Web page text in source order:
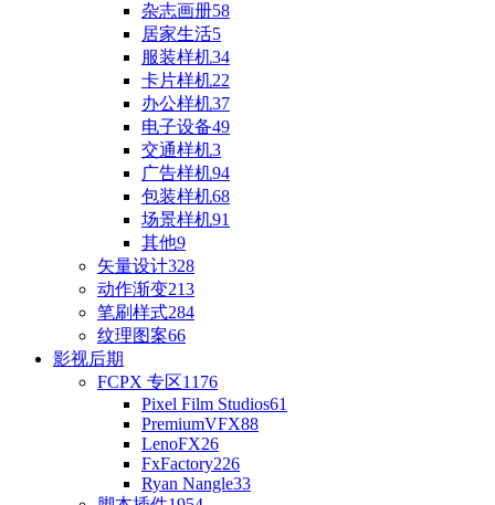
杂志画册58
居家生活5
服装样机34
卡片样机22
办公样机37
电子设备49
交通样机3
广告样机94
包装样机68
场景样机91
其他9
矢量设计328
动作渐变213
笔刷样式284
纹理图案66
影视后期
FCPX 专区1176
Pixel Film Studios61
PremiumVFX88
LenoFX26
FxFactory226
Ryan Nangle33